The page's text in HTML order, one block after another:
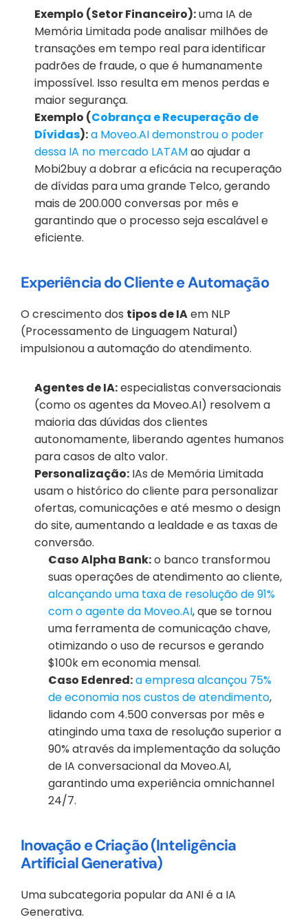
Exemplo (Setor Financeiro): uma IA de
Memória Limitada pode analisar milhões de
transações em tempo real para identificar
padrões de fraude, o que é humanamente
impossível. Isso resulta em menos perdas e
maior segurança.
Exemplo (Cobrança e Recuperação de
Dívidas):a Moveo.AI demonstrou o poder
dessa IA no mercado LATAM ao ajudar a
Mobi2buy a dobrar a eficácia na recuperação
de dívidas para uma grande Telco, gerando
mais de 200.000 conversas por mês e
garantindo que o processo seja escalável e
eficiente.
Experiência do Cliente e Automação
O crescimento dos tipos de IA em NLP
(Processamento de Linguagem Natural)
impulsionou a automação do atendimento.
Agentes de IA: especialistas conversacionais
(como os agentes da Moveo.AI) resolvem a
maioria das dúvidas dos clientes
autonomamente, liberando agentes humanos
para casos de alto valor.
Personalização: IAs de Memória Limitada
usam o histórico do cliente para personalizar
ofertas, comunicações e até mesmo o design
do site, aumentando a lealdade e as taxas de
conversão.
Caso Alpha Bank: o banco transformou
suas operações de atendimento ao cliente,
alcançando uma taxa de resolução de 91%
com o agente da Moveo.AI, que se tornou
uma ferramenta de comunicação chave,
otimizando o uso de recursos e gerando
$100k em economia mensal.
Caso Edenred:a empresa alcançou 75%
de economia nos custos de atendimento,
lidando com 4.500 conversas por mês e
atingindo uma taxa de resolução superior a
90% através da implementação da solução
de IA conversacional da Moveo.AI,
garantindo uma experiência omnichannel
24/7.
Inovação e Criação (Inteligência
Artificial Generativa)
Uma subcategoria popular da ANI é a IA
Generativa.